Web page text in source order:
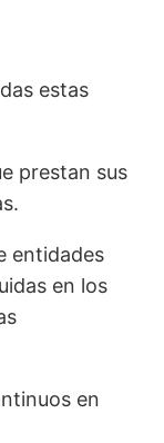
estas
prestan sus
entidades
en los
en